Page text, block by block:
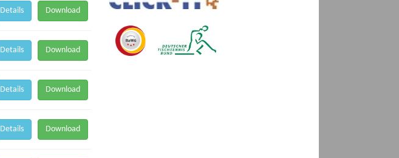
Download
Details
Download
Details
Download
Details
Download
Details